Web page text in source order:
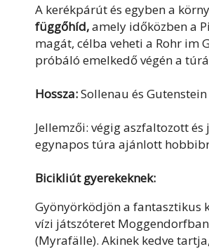
A kerékpárút és egyben a
függőhíd,amely időközben a
magát, célba veheti a Rohr im
próbáló emelkedő végén a
Hossza:Sollenau és
Jellemzői: végig aszfaltozott
egynapos túra ajánlott
Bicikliút gyerekeknek:
Gyönyörködjön a fantasztikus
vízi játszóteret
(Myrafälle). Akinek kedve